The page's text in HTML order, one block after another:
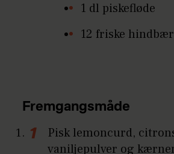
1 dl piskefløde
12 friske hindbær
Fremgangsmåde
Pisk lemoncurd,
vaniljepulver og